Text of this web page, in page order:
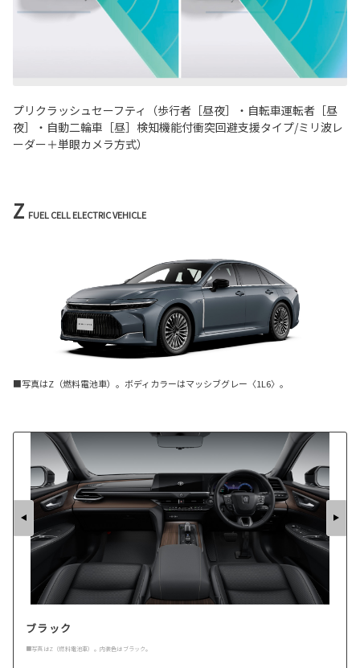
プリクラッシュセーフティ（歩行者［昼夜］・自転車運転者［昼
夜］・自動二輪車［昼］検知機能付衝突回避支援タイプ/ミリ波レ
ーダー＋単眼カメラ方式）
Z FUEL CELL ELECTRIC VEHICLE
■写真はZ（燃料電池車）。ボディカラーはマッシブグレー〈1L6〉。
ブラック
■写真はZ（燃料電池車）。内装色はブラック。